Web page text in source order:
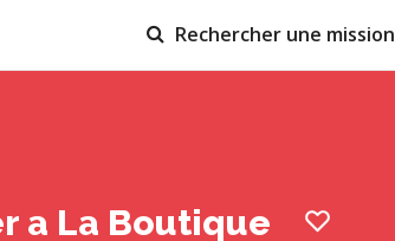
Rechercher une mission
a La Boutique